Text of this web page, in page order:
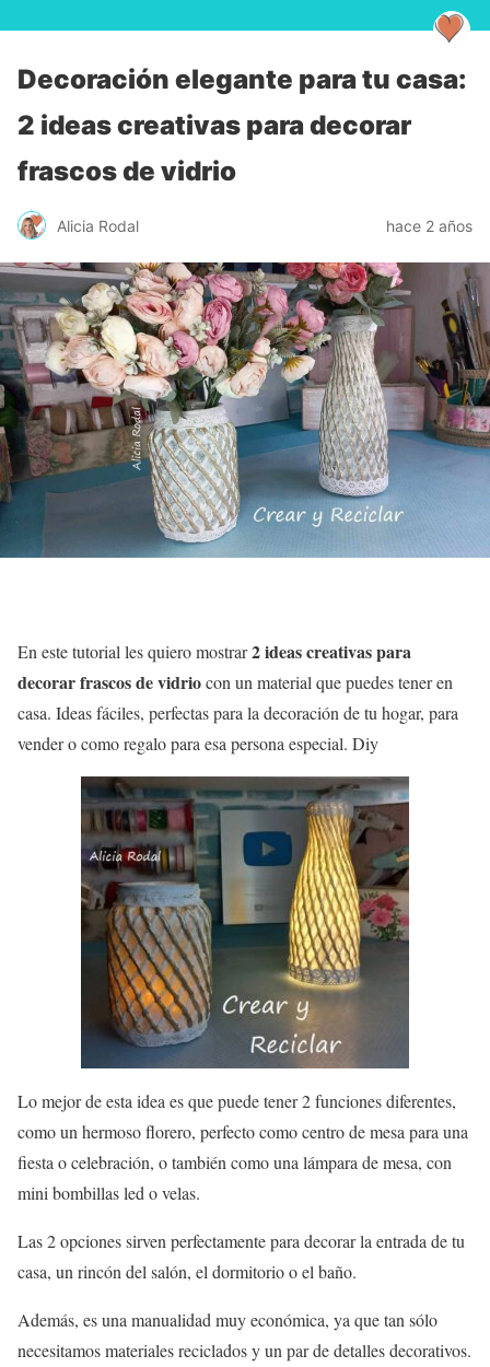
Decoración elegante para tu casa:
2 ideas creativas para decorar
frascos de vidrio
Alicia Rodal hace 2 años
En este tutorial les quiero mostrar2 ideas creativas para
decorar frascos de vidriocon un material que puedes tener en
casa. Ideas fáciles, perfectas para la decoración de tu hogar, para
vender o como regalo para esa persona especial. Diy
Lo mejor de esta idea es que puede tener 2 funciones diferentes,
como un hermoso florero, perfecto como centro de mesa para una
fiesta o celebración, o también como una lámpara de mesa, con
mini bombillas led o velas.
Las 2 opciones sirven perfectamente para decorar la entrada de tu
casa, un rincón del salón, el dormitorio o el baño.
Además, es una manualidad muy económica, ya que tan sólo
necesitamos materiales reciclados y un par de detalles decorativos.